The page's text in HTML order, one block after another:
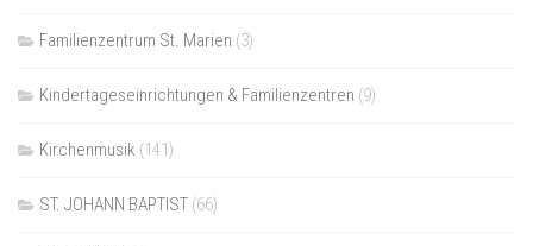
Familienzentrum St. Marien (3)
Kindertageseinrichtungen & Familienzentren (9)
Kirchenmusik (141)
ST. JOHANN BAPTIST (66)